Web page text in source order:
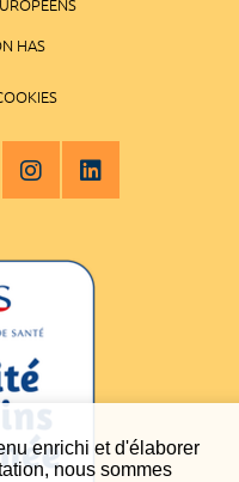
enrichi et d'élaborer
nous sommes
HAS